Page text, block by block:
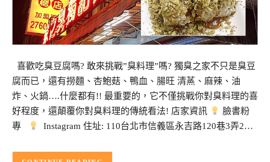
喜歡吃臭豆腐嗎? 敢來挑戰”臭料理”嗎? 獨臭之家不只是臭豆
腐而已，還有撈麵、杏鮑菇、鴨血、腸旺 清蒸、麻辣、油
炸、火鍋….什麼都有!! 最重要的，它不僅挑戰你對臭料理的喜
好程度，還顛覆你對臭料理的傳統看法! 店家資訊
臉書粉
專
Instagram 住址: 110台北市信義區永吉路120巷3弄2…